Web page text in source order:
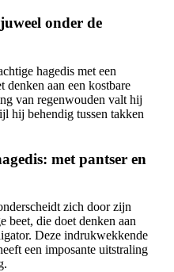
onder de
hagedis met een
denken aan een kostbare
van regenwouden valt hij
hij behendig tussen takken
met pantser en
zich door zijn
beet, die doet denken aan
Deze indrukwekkende
een imposante uitstraling